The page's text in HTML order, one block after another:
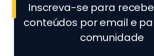
Inscreva-se para
conteúdos por email e
comunidade